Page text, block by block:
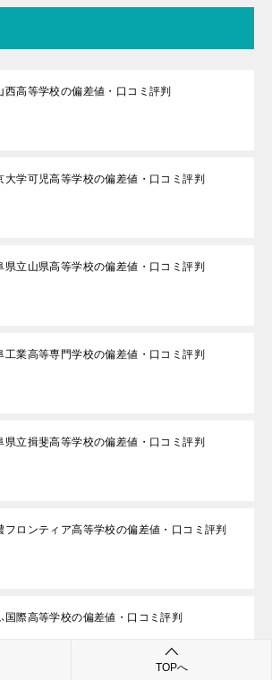
西高等学校の偏差値・口コミ評判
大学可児高等学校の偏差値・口コミ評判
県立山県高等学校の偏差値・口コミ評判
工業高等専門学校の偏差値・口コミ評判
県立揖斐高等学校の偏差値・口コミ評判
フロンティア高等学校の偏差値・口コミ評判
国際高等学校の偏差値・口コミ評判
TOPへ